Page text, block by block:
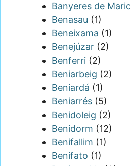
Banyeres de
Benasau (1)
Beneixama (1)
Benejúzar (2)
Benferri (2)
Beniarbeig (2)
Beniardá (1)
Beniarrés (5)
Benidoleig (2)
Benidorm (12)
Benifallim (1)
Benifato (1)